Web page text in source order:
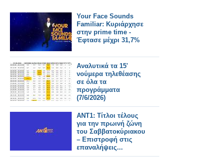
Your Face Sounds
Familiar: Κυριάρχησε
στην prime time -
Έφτασε μέχρι 31,7%
Αναλυτικά τα 15'
νούμερα τηλεθέασης
σε όλα τα
προγράμματα
(7/6/2026)
ΑΝΤ1: Τίτλοι τέλους
για την πρωινή ζώνη
του Σαββατοκύριακου
– Επιστροφή στις
επαναλήψεις...